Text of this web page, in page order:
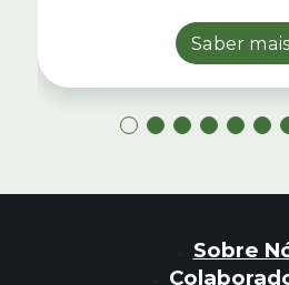
Saber mais
Sobre